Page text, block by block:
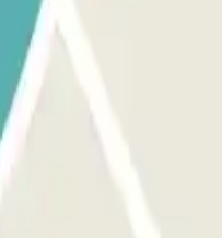
El número de teléfono